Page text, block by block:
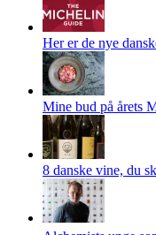
Her er de nye
Mine bud på årets
8 danske vine, du